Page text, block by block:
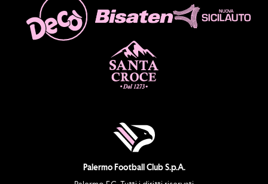
Palermo Football Club S.p.A.